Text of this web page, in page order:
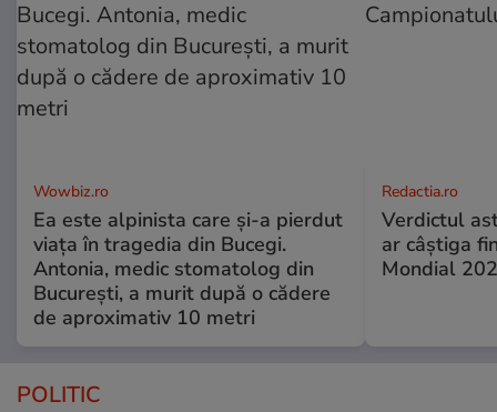
Wowbiz.ro
Ea este alpinista care și-a pierdut
viața în tragedia din Bucegi.
Antonia, medic stomatolog din
București, a murit după o cădere
de aproximativ 10 metri
Redactia.ro
Verdictul
ar câștiga
Mondial
POLITIC